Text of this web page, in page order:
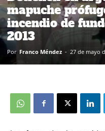
mapuche
incendio de
2013
Por Franco Méndez - 27 de mayo